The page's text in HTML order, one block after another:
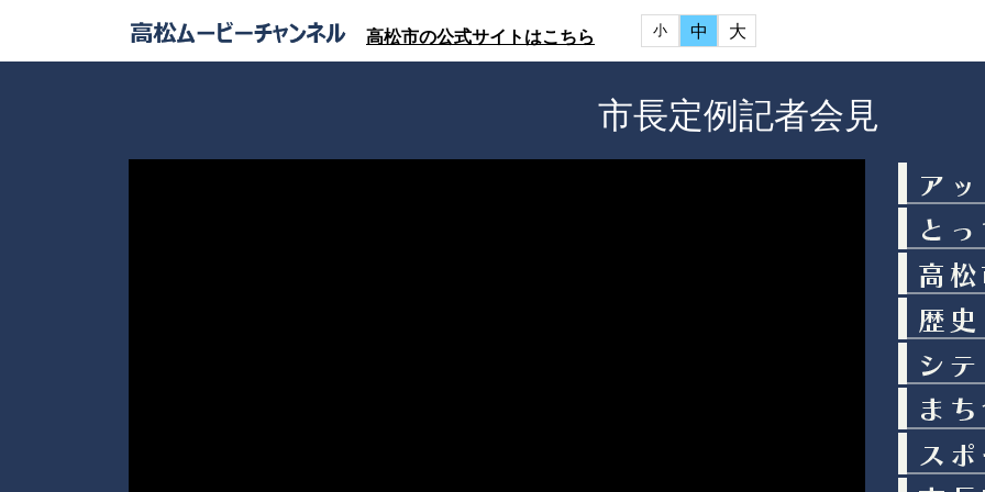
高松市の公式サイトはこちら 小 中 大
市長定例記者会見